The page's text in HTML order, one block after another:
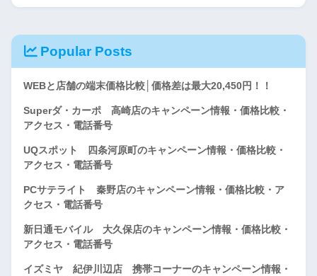
Popular Posts
WEBと店舗の端末価格比較│価格差は最大20,450円！！
Superダ・カーポ 高崎店のキャンペーン情報・価格比較・
アクセス・電話番号
UQスポット 四条河原町のキャンペーン情報・価格比較・
アクセス・電話番号
PCサテライト 秦野店のキャンペーン情報・価格比較・ア
クセス・電話番号
新日通モバイル 大久保店のキャンペーン情報・価格比較・
アクセス・電話番号
イズミヤ 紀伊川辺店 携帯コーナーのキャンペーン情報・